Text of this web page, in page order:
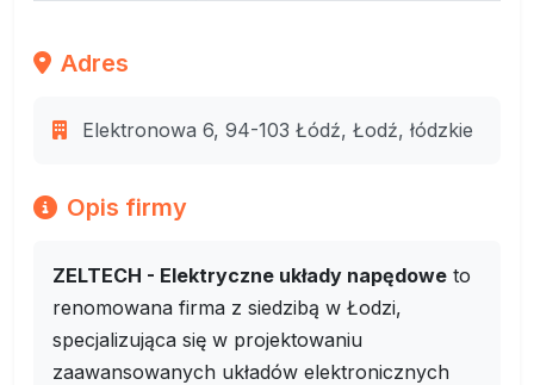
Adres
Elektronowa 6, 94-103 Łódź, Łodź, łódzkie
Opis firmy
ZELTECH - Elektryczne układy napędowe to
renomowana firma z siedzibą w Łodzi,
specjalizująca się w projektowaniu
zaawansowanych układów elektronicznych